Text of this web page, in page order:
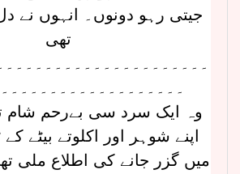
جیتی رہو دونوں۔ انہوں نے
تھی
وہ ایک سرد سی بےرحم شام
اپنے شوہر اور اکلوتے بیٹے
میں گزر جانے کی اطلاع ملی